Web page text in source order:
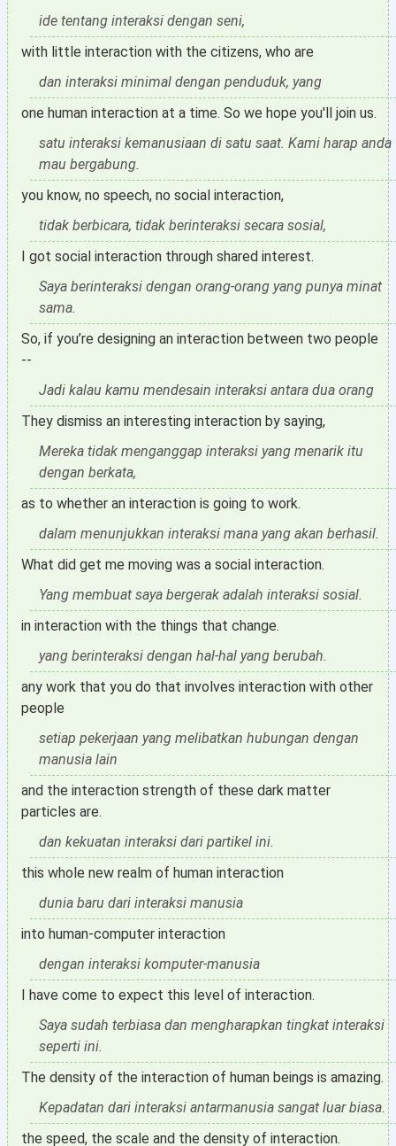
ide tentang interaksi dengan seni,
with little interaction with the citizens, who are
dan interaksi minimal dengan penduduk, yang
one human interaction at a time. So we hope you'll join us.
satu interaksi kemanusiaan di satu saat. Kami harap anda
mau bergabung.
you know, no speech, no social interaction,
tidak berbicara, tidak berinteraksi secara sosial,
I got social interaction through shared interest.
Saya berinteraksi dengan orang-orang yang punya minat
sama.
So, if you’re designing an interaction between two people
--
Jadi kalau kamu mendesain interaksi antara dua orang
They dismiss an interesting interaction by saying,
Mereka tidak menganggap interaksi yang menarik itu
dengan berkata,
as to whether an interaction is going to work.
dalam menunjukkan interaksi mana yang akan berhasil.
What did get me moving was a social interaction.
Yang membuat saya bergerak adalah interaksi sosial.
in interaction with the things that change.
yang berinteraksi dengan hal-hal yang berubah.
any work that you do that involves interaction with other
people
setiap pekerjaan yang melibatkan hubungan dengan
manusia lain
and the interaction strength of these dark matter
particles are.
dan kekuatan interaksi dari partikel ini.
this whole new realm of human interaction
dunia baru dari interaksi manusia
into human-computer interaction
dengan interaksi komputer-manusia
I have come to expect this level of interaction.
Saya sudah terbiasa dan mengharapkan tingkat interaksi
seperti ini.
The density of the interaction of human beings is amazing.
Kepadatan dari interaksi antarmanusia sangat luar biasa.
the speed, the scale and the density of interaction.